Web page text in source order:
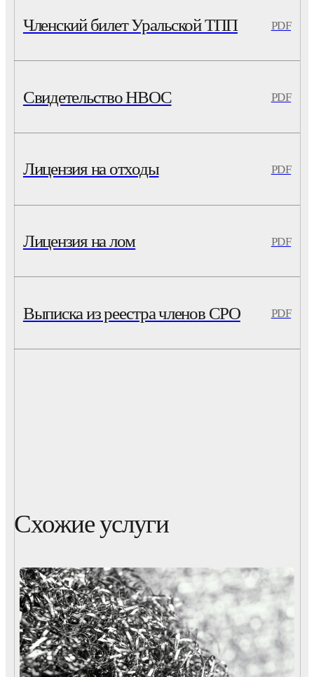
Членский билет Уральской ТПП PDF
Свидетельство НВОС PDF
Лицензия на отходы PDF
Лицензия на лом PDF
Выписка из реестра членов СРО PDF
Схожие услуги